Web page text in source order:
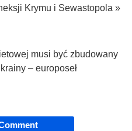
Krymu i Sewastopola »
musi być zbudowany
– europoseł